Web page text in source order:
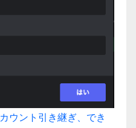
ウント引き継ぎ、でき